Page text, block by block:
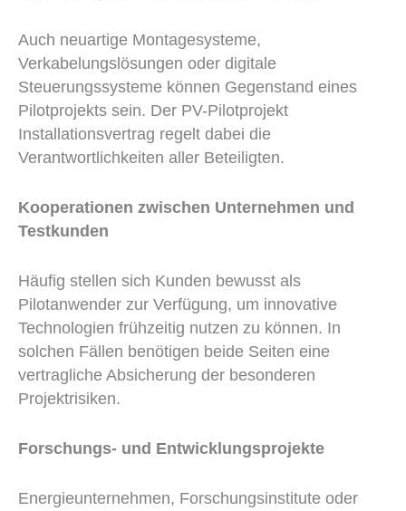
Auch neuartige Montagesysteme,
Verkabelungslösungen oder digitale
Steuerungssysteme können Gegenstand eines
Pilotprojekts sein. Der PV-Pilotprojekt
Installationsvertrag regelt dabei die
Verantwortlichkeiten aller Beteiligten.
Kooperationen zwischen Unternehmen und
Testkunden
Häufig stellen sich Kunden bewusst als
Pilotanwender zur Verfügung, um innovative
Technologien frühzeitig nutzen zu können. In
solchen Fällen benötigen beide Seiten eine
vertragliche Absicherung der besonderen
Projektrisiken.
Forschungs- und Entwicklungsprojekte
Energieunternehmen, Forschungsinstitute oder